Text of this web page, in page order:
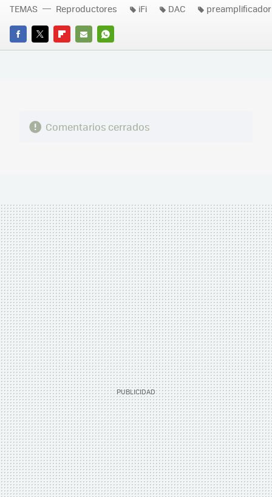
FACEBOOK
TWITTERFLIPBOARD
E-
WHATSAPP
TEMAS Reproductores iFi DAC preamplificador
Comentarios cerrados